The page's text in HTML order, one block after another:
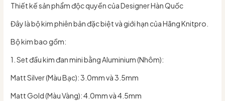
Thiết kế sản phẩm độc quyền của Designer Hàn Quốc
Đây là bộ kim phiên bản đặc biệt và giới hạn của Hãng Knitpro.
Bộ kim bao gồm:
1. Set đầu kim đan mini bằng Aluminium (Nhôm):
Matt Silver (Màu Bạc): 3.0mm và 3.5mm
Matt Gold (Màu Vàng): 4.0mm và 4.5mm